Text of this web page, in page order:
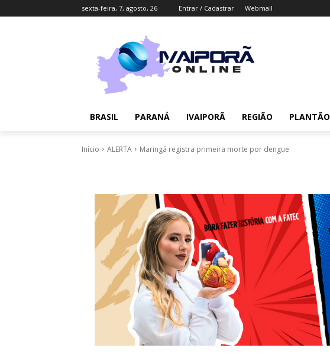
sexta-feira, 7, agosto, 26 Entrar / Cadastrar Webmail
BRASIL PARANÁ IVAIPORÃ REGIÃO PLANTÃO
Início ALERTA Maringá registra primeira morte por dengue